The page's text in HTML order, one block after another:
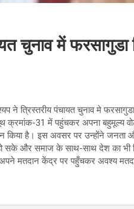
चुनाव में फरसागुडा
ने त्रिस्तरीय पंचायत चुनाव मे
क्रमांक-31 में पहुंचकर अपना बहुमूल्य
किया है। इस अवसर पर उन्होंने
सके और समाज के साथ-साथ देश का भी
अपने मतदान केंद्र पर पहुँचकर अवश्य